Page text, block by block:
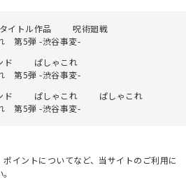
タイトル作品
呪術廻戦
第5弾 -渋谷事変-
ド
ぱしゃこれ
第5弾 -渋谷事変-
ド ぱしゃこれ
ぱしゃこれ
第5弾 -渋谷事変-
イントについてなど、当サイトのご利用に